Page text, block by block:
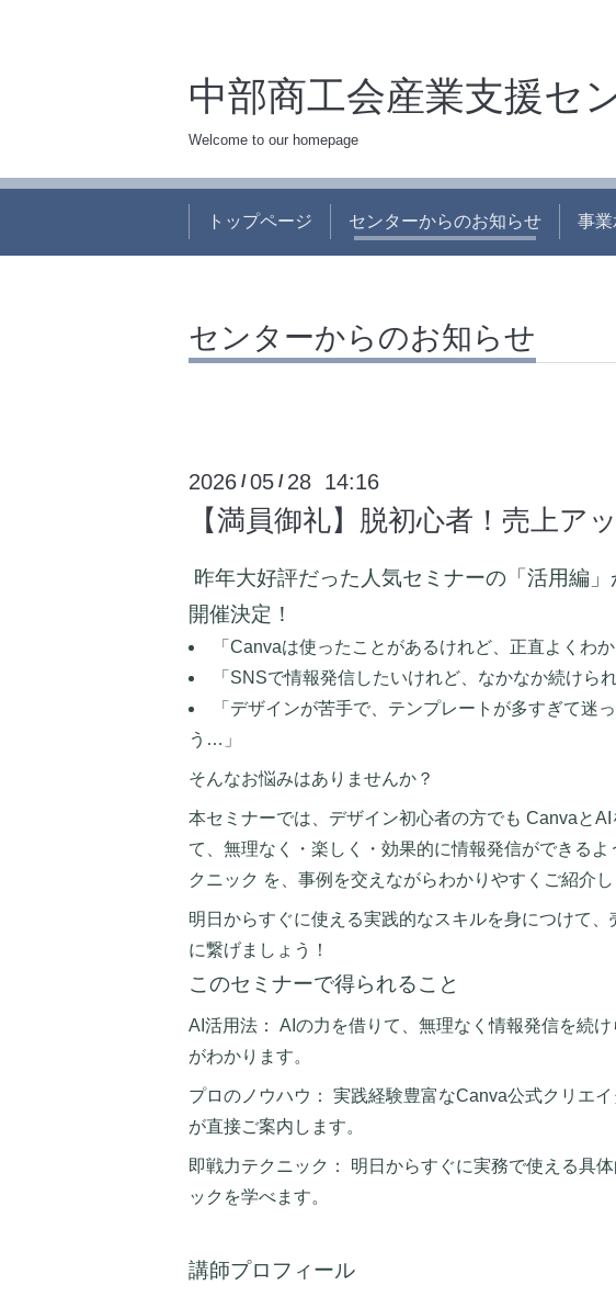
中部商工会産業支援セ
Welcome to our homepage
トップページ センターからのお知らせ 事業
センターからのお知らせ
2026 /05 / 28 14:16
【満員御礼】脱初心者！売上ア
昨年大好評だった人気セミナーの「活用編」
開催決定！
「Canvaは使ったことがあるけれど、正直よくわ
「SNSで情報発信したいけれど、なかなか続けら
「デザインが苦手で、テンプレートが多すぎて迷
う…」
そんなお悩みはありませんか？
本セミナーでは、デザイン初心者の方でも CanvaとAI
て、無理なく・楽しく・効果的に情報発信ができるよ
クニック を、事例を交えながらわかりやすくご紹介し
明日からすぐに使える実践的なスキルを身につけて、
に繋げましょう！
このセミナーで得られること
AI活用法： AIの力を借りて、無理なく情報発信を続け
がわかります。
プロのノウハウ： 実践経験豊富なCanva公式クリエ
が直接ご案内します。
即戦力テクニック： 明日からすぐに実務で使える具
ックを学べます。
講師プロフィール